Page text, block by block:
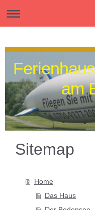
am
Sitemap
Home
Das Haus